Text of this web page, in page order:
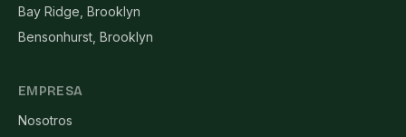
Bay Ridge, Brooklyn
Bensonhurst, Brooklyn
EMPRESA
Nosotros